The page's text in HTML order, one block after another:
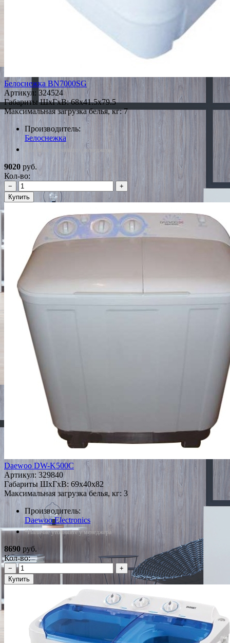
Белоснежка ВN7000SG
Артикул: 324524
Габариты ШxГxВ: 68x41.5x79.5
Максимальная загрузка белья, кг: 7
Производитель:
Белоснежка
*Наличие уточняйте у менеджера
9020 руб.
Кол-во:
−
+
Купить
Daewoo DW-K500C
Артикул: 329840
Габариты ШxГxВ: 69x40x82
Максимальная загрузка белья, кг: 3
Производитель:
Daewoo Electronics
*Наличие уточняйте у менеджера
8690 руб.
Кол-во:
−
+
Купить